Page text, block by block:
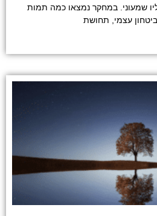
שמעוני. במחקר נמצאו כמה תמות
עצמי, תחושת